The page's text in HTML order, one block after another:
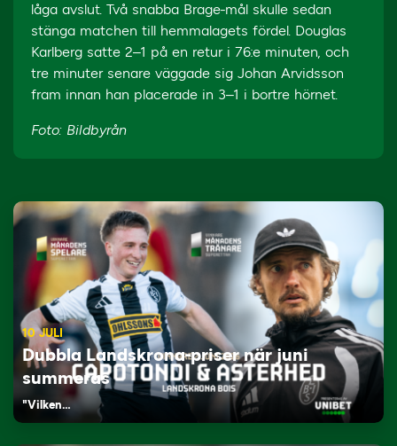
låga avslut. Två snabba Brage-mål skulle sedan
stänga matchen till hemmalagets fördel. Douglas
Karlberg satte 2–1 på en retur i 76:e minuten, och
tre minuter senare väggade sig Johan Arvidsson
fram innan han placerade in 3–1 i bortre hörnet.
Foto: Bildbyrån
10 JULI
Dubbla Landskrona-priser när juni
summeras
"Vilken…